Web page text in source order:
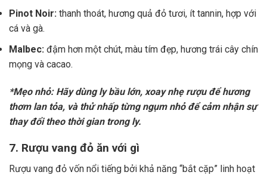
Pinot Noir: thanh thoát, hương quả đỏ tươi, ít tannin, hợp với
cá và gà.
Malbec: đậm hơn một chút, màu tím đẹp, hương trái cây chín
mọng và cacao.
*Mẹo nhỏ: Hãy dùng ly bầu lớn, xoay nhẹ rượu để hương
thơm lan tỏa, và thử nhấp từng ngụm nhỏ để cảm nhận sự
thay đổi theo thời gian trong ly.
7. Rượu vang đỏ ăn với gì
Rượu vang đỏ vốn nổi tiếng bởi khả năng “bắt cặp” linh hoạt